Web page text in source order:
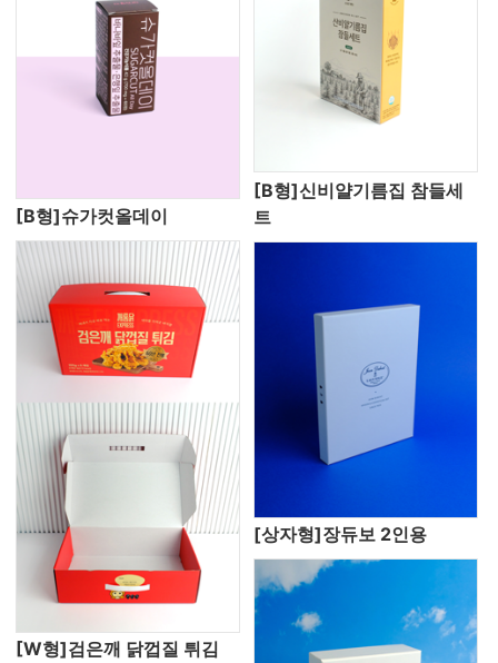
[B형]슈가컷올데이
[B형]신비얄기름집 참들세
트
[W형]검은깨 닭껍질 튀김
[상자형]장듀보 2인용